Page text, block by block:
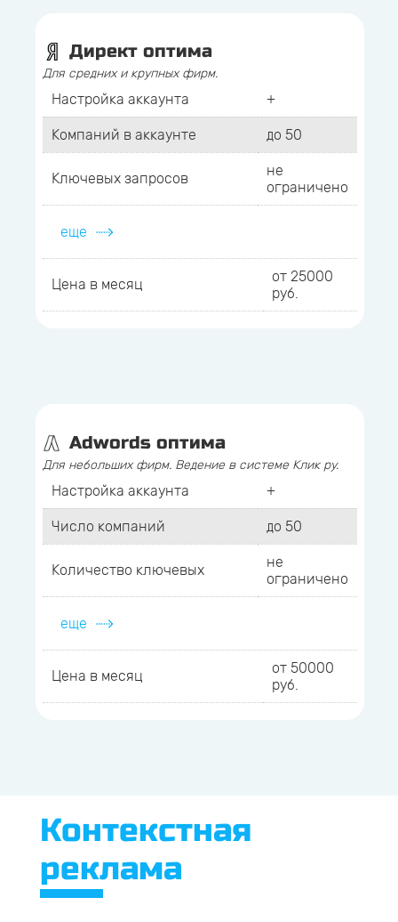
Директ оптима
Для средних и крупных фирм.
Настройка аккаунта +
Компаний в аккаунте до 50
Ключевых запросов
не
ограничено
еще
Цена в месяц
от 25000
руб.
Adwords оптима
Для небольших фирм. Ведение в системе Клик ру.
Настройка аккаунта +
Число компаний до 50
Количество ключевых
не
ограничено
еще
Цена в месяц
от 50000
руб.
Контекстная
реклама